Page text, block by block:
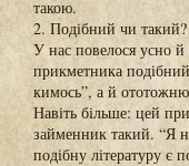
такою.
2. Подібний чи такий?
У нас повелося усно й
прикметника
кимось”, а й
Навіть більше: цей
займенник такий. “Я
подібну літературу є